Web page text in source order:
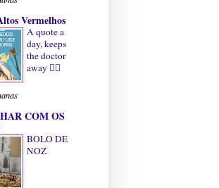
Vermelhos
A quote a
day, keeps
the doctor
away ✍🏻
COM OS
BOLO DE
NOZ